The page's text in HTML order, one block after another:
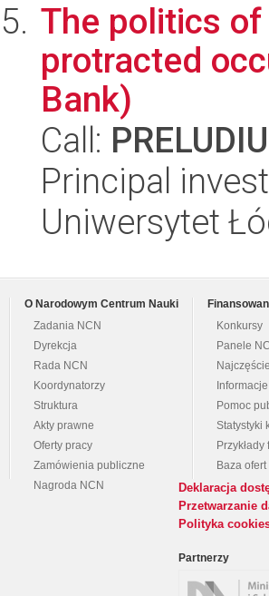
The politics
protracted
Bank)
Call:
Principal
Uniwersytet
O Narodowym Centrum Nauki
Zadania NCN
Dyrekcja
Rada NCN
Koordynatorzy
Struktura
Akty prawne
Oferty pracy
Zamówienia publiczne
Nagroda NCN
Konkursy
Panele
Pomoc
Statystyki
Baza
Deklaracja
Przetwarzanie
Polityka
Partnerzy